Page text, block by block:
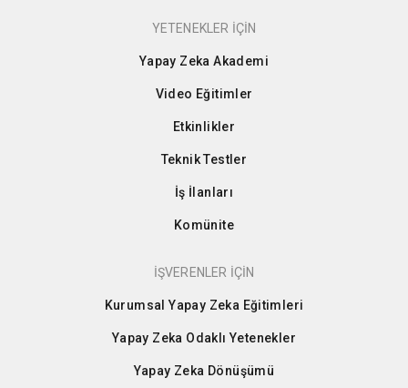
YETENEKLER İÇİN
Yapay Zeka Akademi
Video Eğitimler
Etkinlikler
Teknik Testler
İş İlanları
Komünite
İŞVERENLER İÇİN
Kurumsal Yapay Zeka Eğitimleri
Yapay Zeka Odaklı Yetenekler
Yapay Zeka Dönüşümü